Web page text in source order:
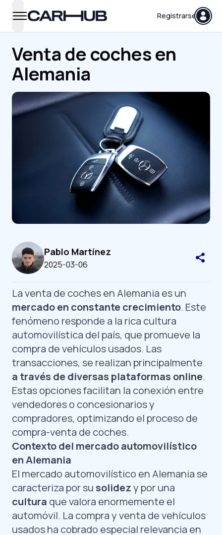
open navigation menu
Carhub Registrarse
Venta de coches en
Alemania
Pablo Martínez
2025-03-06
La venta de coches en Alemania es un
mercado en constante crecimiento. Este
fenómeno responde a la rica cultura
automovilística del país, que promueve la
compra de vehículos usados. Las
transacciones, se realizan principalmente
a través de diversas plataformas online.
Estas opciones facilitan la conexión entre
vendedores o concesionarios y
compradores, optimizando el proceso de
compra-venta de coches.
Contexto del mercado automovilístico
en Alemania
El mercado automovilístico en Alemania se
caracteriza por susolidezy por una
cultura que valora enormemente el
automóvil. La compra y venta de vehículos
usados ha cobrado especial relevancia en